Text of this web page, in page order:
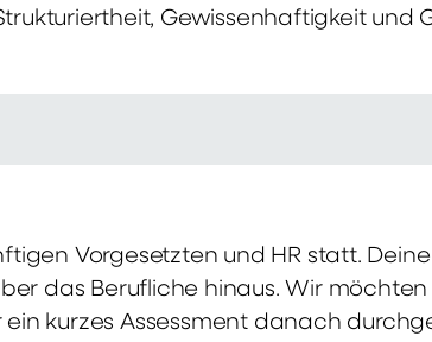
Gewissenhaftigkeit und
Vorgesetzten und HR statt.
das Berufliche hinaus. Wir
kurzes Assessment danach